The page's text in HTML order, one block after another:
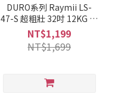
DURO系列 Raymii LS-
47-S 超粗壯 32吋 12KG 螢
幕支架 螢幕架 電腦螢幕支
架 增高架
NT$1,199
NT$1,699